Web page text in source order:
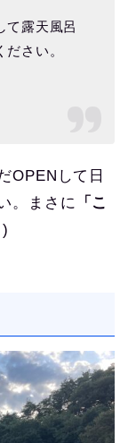
て露天風呂
さい。
OPENして日
。まさに 「こ